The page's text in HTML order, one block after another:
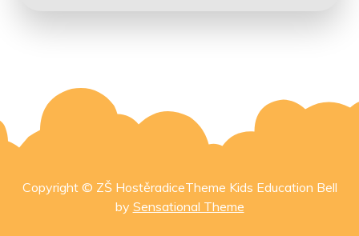
Copyright © ZŠ HostěradiceTheme Kids Education Bell
by Sensational Theme